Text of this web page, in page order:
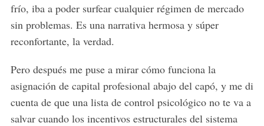
frío, iba a poder surfear cualquier régimen de mercado
sin problemas. Es una narrativa hermosa y súper
reconfortante, la verdad.
Pero después me puse a mirar cómo funciona la
asignación de capital profesional abajo del capó, y me di
cuenta de que una lista de control psicológico no te va a
salvar cuando los incentivos estructurales del sistema